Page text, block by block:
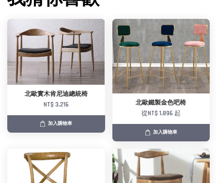
北歐實木肯尼迪總統椅
NT$ 3,216
加入購物車
北歐鐵製金色吧椅
從NT$ 1,896 起
加入購物車